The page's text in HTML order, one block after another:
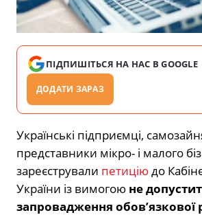
ПІДПИШІТЬСЯ НА НАС В GOOGLE
ДОДАТИ ЗАРАЗ
Українські підприємці,
представники мікро- і малого
зареєстрували петиціюдо
України із вимогою не
запровадження обов’язкової